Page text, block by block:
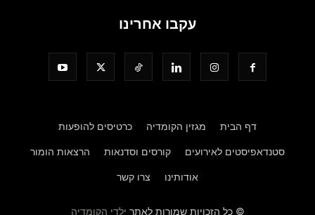
עקבו אחרינו
דף הבית מגזין הקומדיה כרטיסים להופעות
סטנדאפיסטים לאירועים קורסים וסדנאות הרצאות הומור
אודותינו צרו קשר
© כל הזכויות שמורות לאתר ילדי הקומדיה